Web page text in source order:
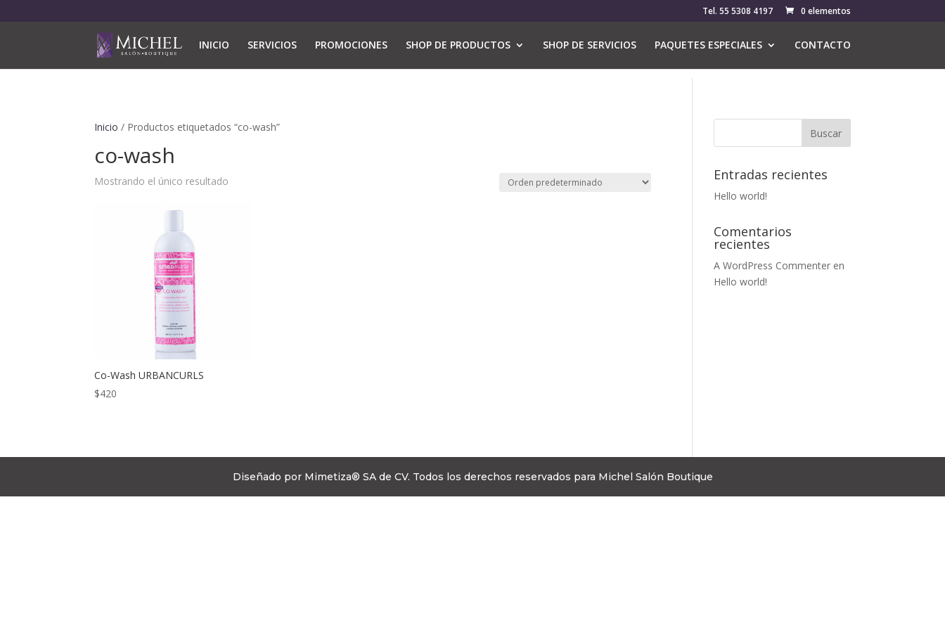
Tel. 55 5308 4197 0 elementos
INICIO SERVICIOS PROMOCIONES SHOP DE PRODUCTOS SHOP DE SERVICIOS PAQUETES ESPECIALES CONTACTO
Inicio / Productos etiquetados “co-wash”
co-wash
Mostrando el único resultado
Co-Wash URBANCURLS
$420
Entradas recientes
Hello world!
Comentarios
recientes
A WordPress Commenter en
Hello world!
Diseñado por Mimetiza® SA de CV. Todos los derechos reservados para Michel Salón Boutique